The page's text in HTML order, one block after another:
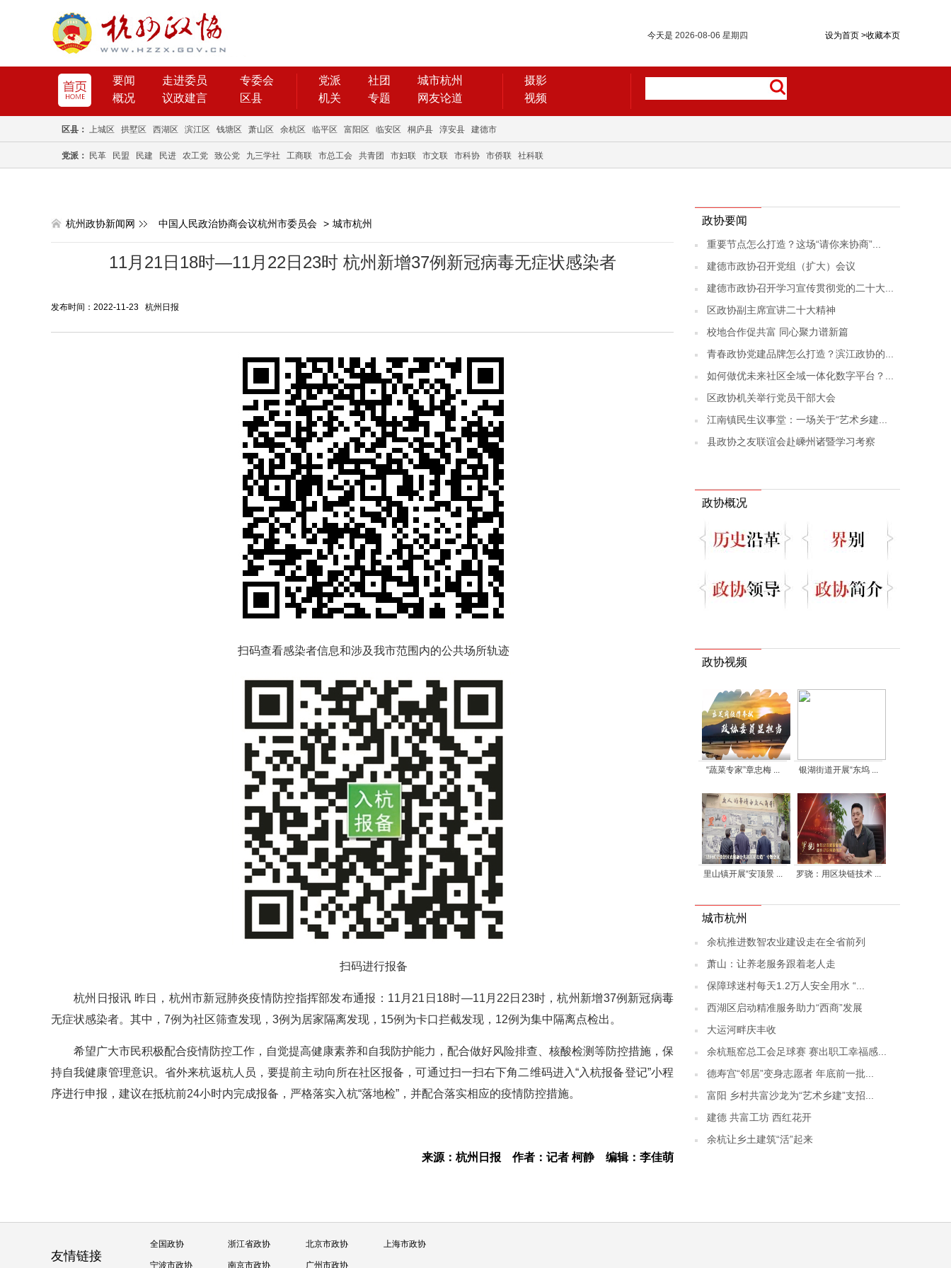
设为首页 >收藏本页
今天是 2026-08-06 星期四
要闻 走进委员
专委会
概况
议政建言 区县
党派 社团
城市杭州
机关
专题 网友论道
摄影
视频
区县： 上城区 拱墅区 西湖区 滨江区 钱塘区 萧山区 余杭区 临平区 富阳区 临安区 桐庐县 淳安县 建德市
党派： 民革 民盟 民建 民进 农工党 致公党 九三学社 工商联 市总工会 共青团 市妇联 市文联 市科协 市侨联 社科联
杭州政协新闻网 中国人民政治协商会议杭州市委员会 > 城市杭州
11月21日18时—11月22日23时 杭州新增37例新冠病毒无症状感染者
发布时间：2022-11-23 杭州日报
扫码查看感染者信息和涉及我市范围内的公共场所轨迹
扫码进行报备
杭州日报讯 昨日，杭州市新冠肺炎疫情防控指挥部发布通报：11月21日18时—11月22日23时，杭州新增37例新冠病毒
无症状感染者。其中，7例为社区筛查发现，3例为居家隔离发现，15例为卡口拦截发现，12例为集中隔离点检出。
希望广大市民积极配合疫情防控工作，自觉提高健康素养和自我防护能力，配合做好风险排查、核酸检测等防控措施，保
持自我健康管理意识。省外来杭返杭人员，要提前主动向所在社区报备，可通过扫一扫右下角二维码进入“入杭报备登记”小程
序进行申报，建议在抵杭前24小时内完成报备，严格落实入杭“落地检”，并配合落实相应的疫情防控措施。
来源：杭州日报 作者：记者 柯静 编辑：李佳萌
政协要闻
重要节点怎么打造？这场“请你来协商”...
建德市政协召开党组（扩大）会议
建德市政协召开学习宣传贯彻党的二十大...
区政协副主席宣讲二十大精神
校地合作促共富 同心聚力谱新篇
青春政协党建品牌怎么打造？滨江政协的...
如何做优未来社区全域一体化数字平台？...
区政协机关举行党员干部大会
江南镇民生议事堂：一场关于“艺术乡建...
县政协之友联谊会赴嵊州诸暨学习考察
政协概况
政协视频
“蔬菜专家”章忠梅 ... 银湖街道开展“东坞 ...
里山镇开展“安顶景 ... 罗骁：用区块链技术 ...
城市杭州
余杭推进数智农业建设走在全省前列
萧山：让养老服务跟着老人走
保障球迷村每天1.2万人安全用水 “...
西湖区启动精准服务助力“西商”发展
大运河畔庆丰收
余杭瓶窑总工会足球赛 赛出职工幸福感...
德寿宫“邻居”变身志愿者 年底前一批...
富阳 乡村共富沙龙为“艺术乡建”支招...
建德 共富工坊 西红花开
余杭让乡土建筑“活”起来
友情链接
全国政协 浙江省政协 北京市政协 上海市政协
宁波市政协 南京市政协 广州市政协